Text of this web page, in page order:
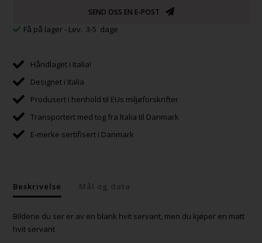
SEND OSS EN E-POST
Få på lager - Lev. 3-5 dage
Håndlaget i Italia!
Designet i Italia
Produsert i henhold til EUs miljøforskrifter
Transportert med tog fra Italia til Danmark
E-merke sertifisert i Danmark
Beskrivelse Mål og data
Bildene du ser er av en blank hvit servant, men du kjøper en matt
hvit servant